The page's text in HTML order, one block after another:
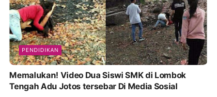
PENDIDIKAN
Memalukan! Video Dua Siswi SMK di Lombok
Tengah Adu Jotos tersebar Di Media Sosial